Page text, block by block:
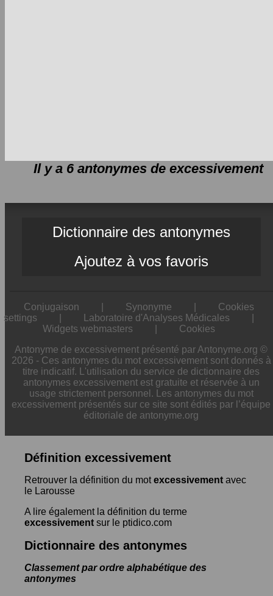
Il y a 6 antonymes de excessivement
Dictionnaire des antonymes
Ajoutez à vos favoris
Conjugaison Synonyme
Cookies
settings
Laboratoire d'Analyses Médicales
Widgets webmasters
Cookies
Antonyme de excessivement présenté par Antonyme.org ©
2026 - Ces antonymes du mot excessivement sont donnés à
titre indicatif. L'utilisation du service de dictionnaire des
antonymes excessivement est gratuite et réservée à un
usage strictement personnel. Les antonymes du mot
excessivement présentés sur ce site sont édités par l’équipe
éditoriale de antonyme.org
Définition excessivement
Retrouver la définition du motexcessivement avec
le Larousse
A lire également la définition du terme
excessivement sur le ptidico.com
Dictionnaire des antonymes
Classement par ordre alphabétique des
antonymes